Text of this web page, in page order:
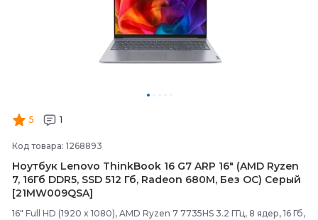
5 1
Код товара: 1268893
Ноутбук Lenovo ThinkBook 16 G7 ARP 16" (AMD Ryzen
7, 16Гб DDR5, SSD 512 Гб, Radeon 680M, Без ОС) Серый
[21MW009QSA]
16" Full HD (1920 x 1080), AMD Ryzen 7 7735HS 3.2 ГГц, 8 ядер, 16 Гб,